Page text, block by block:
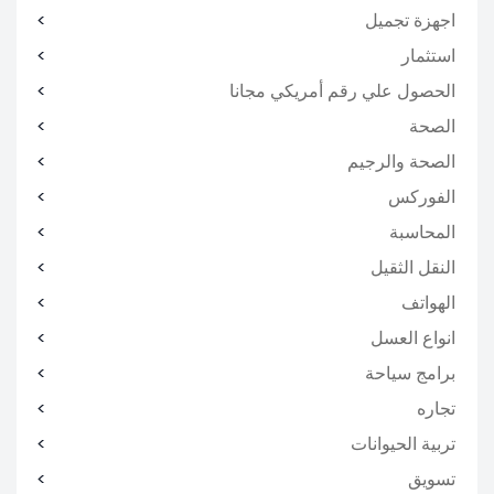
اجهزة تجميل
استثمار
الحصول علي رقم أمريكي مجانا
الصحة
الصحة والرجيم
الفوركس
المحاسبة
النقل الثقيل
الهواتف
انواع العسل
برامج سياحة
تجاره
تربية الحيوانات
تسويق